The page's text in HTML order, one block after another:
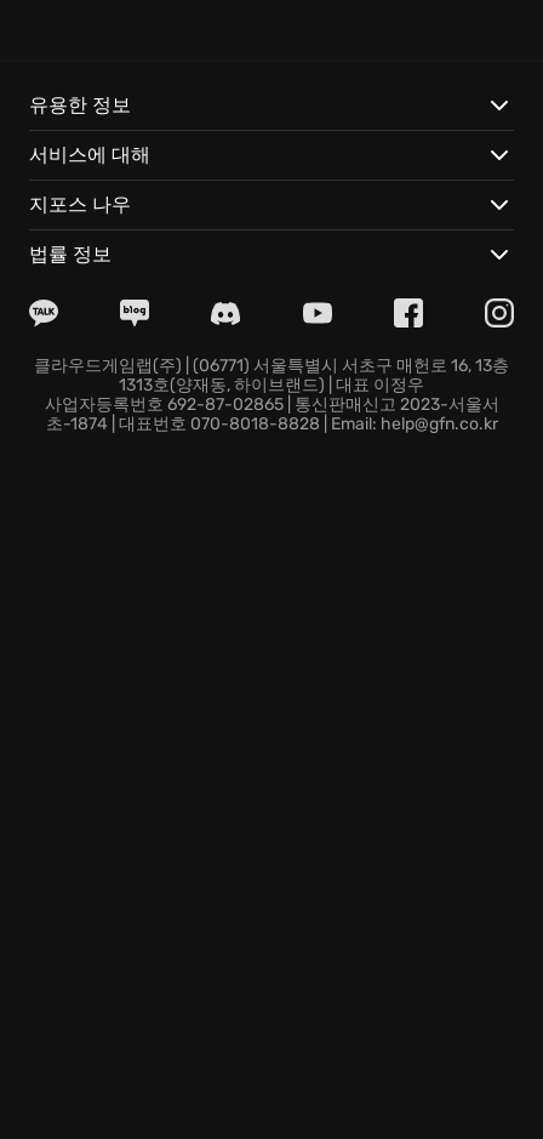
독특한 능력을 가진 9개의 용병 클래스: 각 클래스는 고유
한 무기와 플레이 스타일을 제공하며, 상황에 따라 유연
하게 대처하는 능력이 중요합니다.
다양하고 창의적인 게임 모드: 점령, 호송, 언덕의 제왕 등
끊임없이 새로운 도전 과제가 기다리고 있습니다.
고 게임 플레이를 더욱 풍성하게 만들어 보세요.
투를 경험하고, 전 세계의 플레이어들과 함께 실력을 겨
뤄보세요!
유용한 정보
서비스에 대해
지포스 나우
법률 정보
클라우드게임랩(주) | (06771) 서울특별시 서초구 매헌로 16, 13층
1313호(양재동, 하이브랜드) | 대표 이정우
사업자등록번호 692-87-02865 | 통신판매신고 2023-서울서
초-1874 | 대표번호 070-8018-8828 | Email: help@gfn.co.kr